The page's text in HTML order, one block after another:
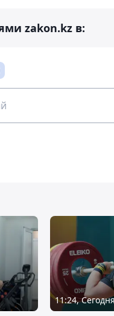
zakon.kz в:
11:24, Сегодня